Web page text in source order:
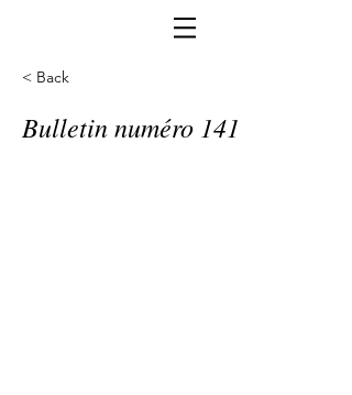
< Back
Bulletin numéro 141